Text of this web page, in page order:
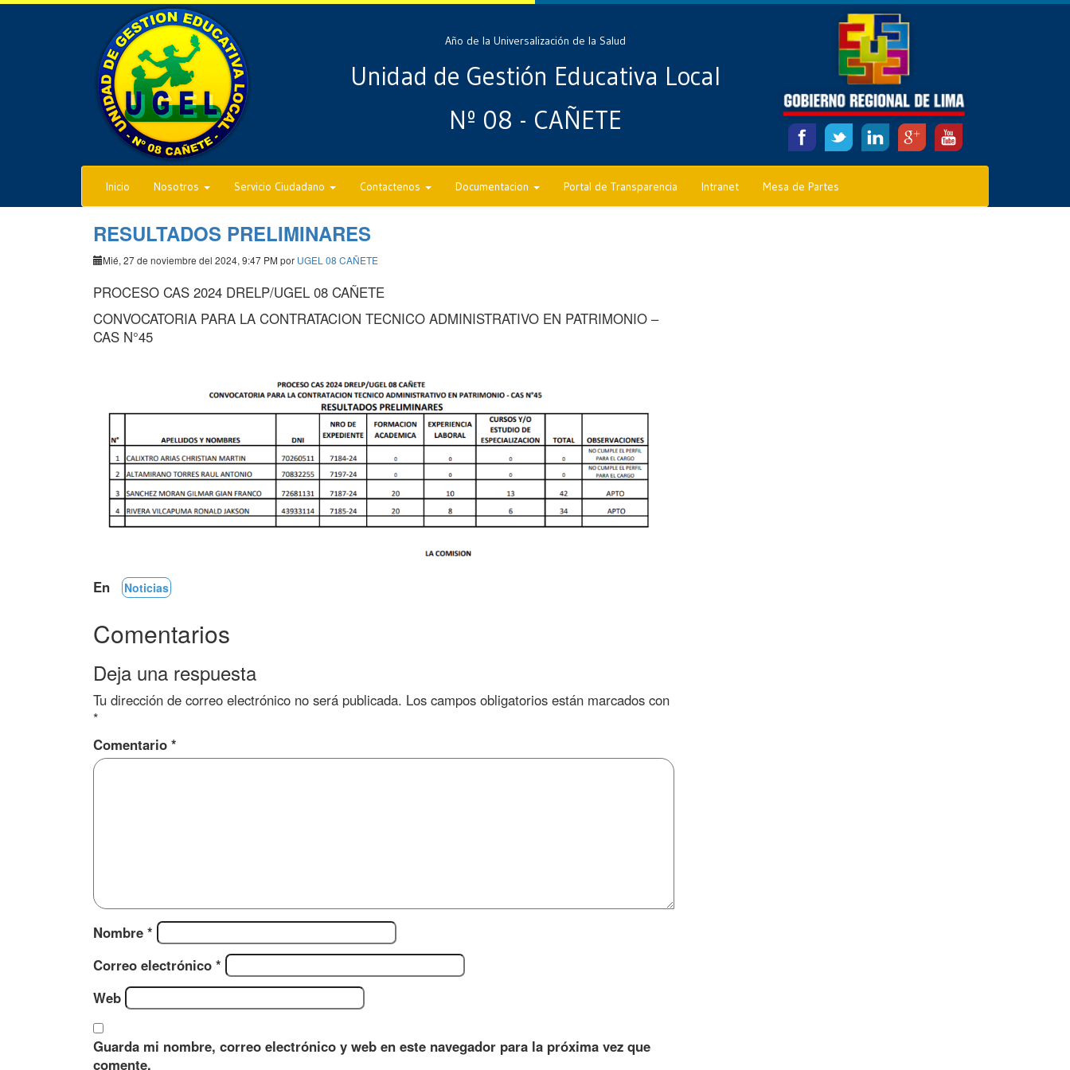
Año de la Universalización de la Salud
Unidad de Gestión Educativa Local
Nº 08 - CAÑETE
Inicio Nosotros Servicio Ciudadano Contactenos Documentacion Portal de Transparencia Intranet Mesa de Partes
RESULTADOS PRELIMINARES
Mié, 27 de noviembre del 2024, 9:47 PM por UGEL 08 CAÑETE
PROCESO CAS 2024 DRELP/UGEL 08 CAÑETE
CONVOCATORIA PARA LA CONTRATACION TECNICO ADMINISTRATIVO EN PATRIMONIO –
CAS N°45
En Noticias
Comentarios
Deja una respuesta
Tu dirección de correo electrónico no será publicada. Los campos obligatorios están marcados con
*
Comentario *
Nombre *
Correo electrónico *
Web
Guarda mi nombre, correo electrónico y web en este navegador para la próxima vez que
comente.